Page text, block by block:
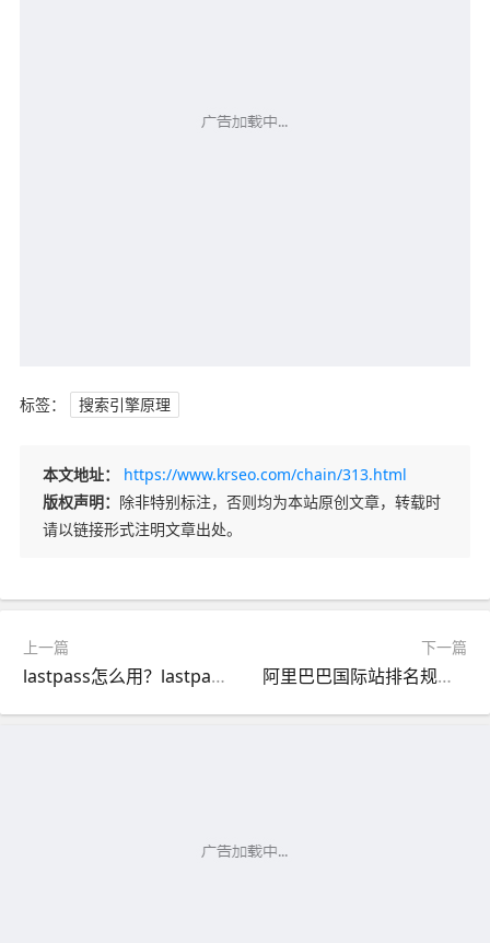
标签： 搜索引擎原理
本文地址：
https://www.krseo.com/chain/313.html
版权声明： 除非特别标注，否则均为本站原创文章，转载时
请以链接形式注明文章出处。
上一篇
lastpass怎么用？lastpass优秀免费密码管理工具
下一篇
阿里巴巴国际站排名规则及影响排名的相关因素